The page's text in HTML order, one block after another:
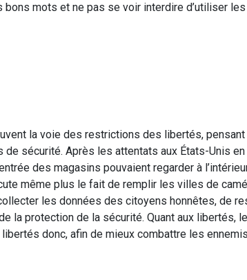
mots et ne pas se voir interdire d’utiliser
la voie des restrictions des libertés,
sécurité. Après les attentats aux États-Unis
des magasins pouvaient regarder à
même plus le fait de remplir les villes de
les données des citoyens honnêtes, de
la protection de la sécurité. Quant aux libertés,
donc, afin de mieux combattre les